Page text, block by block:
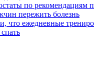
по рекомендациям
пережить болезнь
что ежедневные